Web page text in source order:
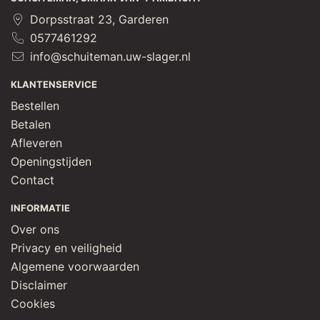
zonnebloemolie, gebrande suiker, aroma (ui),
antiklontermiddel: E551, voedingszuur: E330], rode ui
Dorpsstraat 23, Garderen
0577461292
info@schuiteman.uw-slager.nl
KLANTENSERVICE
Bestellen
Betalen
Afleveren
Openingstijden
Contact
INFORMATIE
Over ons
Privacy en veiligheid
Algemene voorwaarden
Disclaimer
Cookies